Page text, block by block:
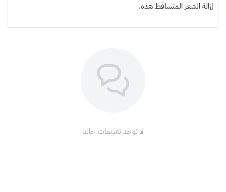
إزالة الشعر المتساقط هذه.
لا توجد تقييمات حاليا